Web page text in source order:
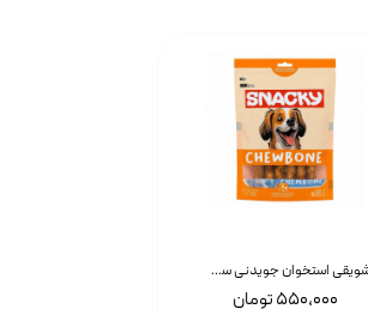
تشویقی استخوان جویدنی سگ اسنکی کرانچی با طعم مرغ Snacky Crunchy Munchy وزن 100 گرم
۵۵۰,۰۰۰ تومان